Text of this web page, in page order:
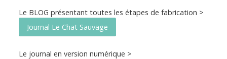
Le BLOG présentant toutes les étapes de fabrication >
Journal Le Chat Sauvage
Le journal en version numérique >